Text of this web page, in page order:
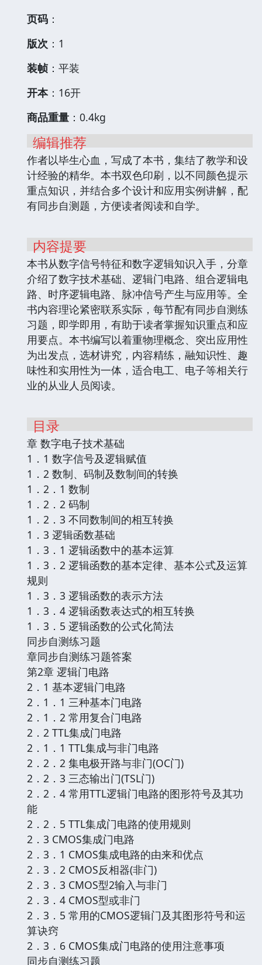
页码 ：
版次 ：1
装帧 ：平装
开本：16开
商品重量 ：0.4kg
编辑推荐
作者以毕生心血，写成了本书，集结了教学和设
计经验的精华。本书双色印刷，以不同颜色提示
重点知识，并结合多个设计和应用实例讲解，配
有同步自测题，方便读者阅读和自学。
内容提要
本书从数字信号特征和数字逻辑知识入手，分章
介绍了数字技术基础、逻辑门电路、组合逻辑电
路、时序逻辑电路、脉冲信号产生与应用等。全
书内容理论紧密联系实际，每节配有同步自测练
习题，即学即用，有助于读者掌握知识重点和应
用要点。本书编写以着重物理概念、突出应用性
为出发点，选材讲究，内容精练，融知识性、趣
味性和实用性为一体，适合电工、电子等相关行
业的从业人员阅读。
目录
章 数字电子技术基础
1．1 数字信号及逻辑赋值
1．2 数制、码制及数制间的转换
1．2．1 数制
1．2．2 码制
1．2．3 不同数制间的相互转换
1．3 逻辑函数基础
1．3．1 逻辑函数中的基本运算
1．3．2 逻辑函数的基本定律、基本公式及运算
规则
1．3．3 逻辑函数的表示方法
1．3．4 逻辑函数表达式的相互转换
1．3．5 逻辑函数的公式化简法
同步自测练习题
章同步自测练习题答案
第2章 逻辑门电路
2．1 基本逻辑门电路
2．1．1 三种基本门电路
2．1．2 常用复合门电路
2．2 TTL集成门电路
2．1．1 TTL集成与非门电路
2．2．2 集电极开路与非门(OC门)
2．2．3 三态输出门(TSL门)
2．2．4 常用TTL逻辑门电路的图形符号及其功
能
2．2．5 TTL集成门电路的使用规则
2．3 CMOS集成门电路
2．3．1 CMOS集成电路的由来和优点
2．3．2 CMOS反相器(非门)
2．3．3 CMOS型2输入与非门
2．3．4 CMOS型或非门
2．3．5 常用的CMOS逻辑门及其图形符号和运
算诀窍
2．3．6 CMOS集成门电路的使用注意事项
同步自测练习题